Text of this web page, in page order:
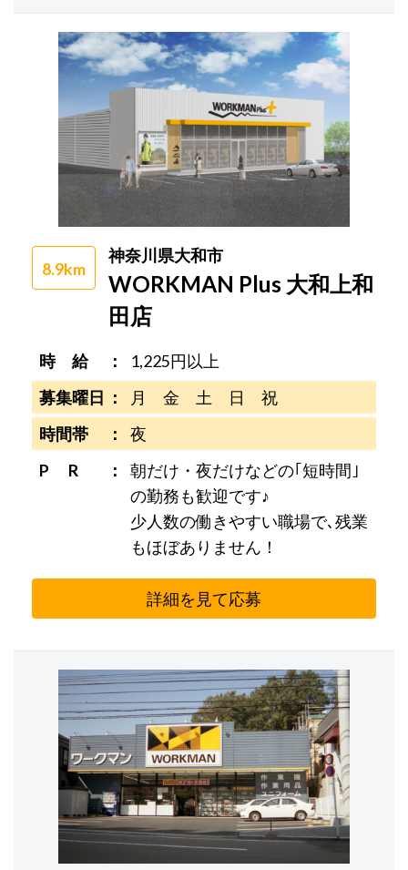
8.9km
神奈川県大和市
WORKMAN Plus 大和上和
田店
時 給
1,225円以上
募集曜日
月 金 土 日 祝
時間帯
夜
P R
朝だけ・夜だけなどの｢短時間｣
の勤務も歓迎です♪
少人数の働きやすい職場で､残業
もほぼありません！
詳細を見て応募